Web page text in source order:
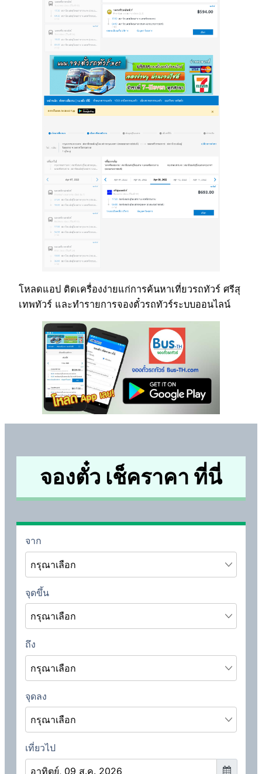
โหลดแอป ติดเครื่องง่ายแก่การค้นหาเที่ยวรถทัวร์ ศรีสุ
เทพทัวร์ และทำรายการจองตั๋วรถทัวร์ระบบออนไลน์
จองตั๋ว เช็คราคา ที่นี่